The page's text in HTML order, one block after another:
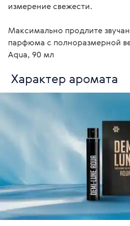
измерение свежести.
Максимально продлите
парфюма с полноразмерной
Aqua, 90 мл
Характер аромата